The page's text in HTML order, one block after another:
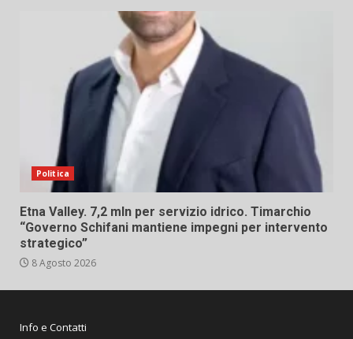
Politica
Etna Valley. 7,2 mln per servizio idrico. Timarchio
“Governo Schifani mantiene impegni per intervento
strategico”
8 Agosto 2026
Info e Contatti